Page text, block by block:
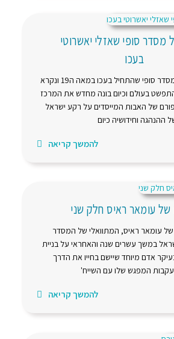
מסדר סופי שאזלי יאשרוטי
בעכו
סיפורו המופלא של מסדר סופי שהתחיל בעכו במאה ה19 ונקרא
בעולם וכיום בונה מחדש את המרכז
של האבות המייסדים על רקע ישראל
להמשך קריאה
של עומאר ראיס חלק שני
עומאר ראיס, המתוואלי של המסדר
במשך עשרים שנה והאחראי על בניית
אדם מיוחד שיישם בחייו את הדרך
המפגש שלו עם השייח'
להמשך קריאה